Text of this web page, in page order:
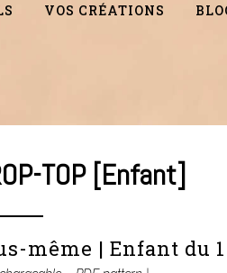
VOS CRÉATIONS
TOP [Enfant]
même | Enfant du 1